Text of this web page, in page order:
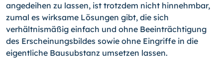
angedeihen zu lassen, ist trotzdem nicht hinnehmbar,
zumal es wirksame Lösungen gibt, die sich
verhältnismäßig einfach und ohne Beeinträchtigung
des Erscheinungsbildes sowie ohne Eingriffe in die
eigentliche Bausubstanz umsetzen lassen.